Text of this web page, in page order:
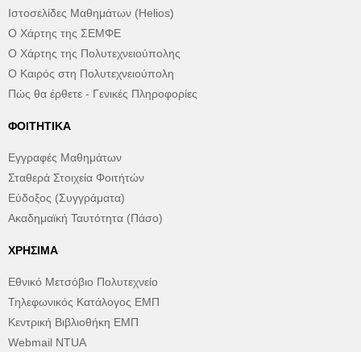
Ιστοσελίδες Μαθημάτων (Helios)
Ο Χάρτης της ΣΕΜΦΕ
Ο Χάρτης της Πολυτεχνειούπολης
Ο Καιρός στη Πολυτεχνειούπολη
Πώς θα έρθετε - Γενικές Πληροφορίες
ΦΟΙΤΗΤΙΚΆ
Εγγραφές Μαθημάτων
Σταθερά Στοιχεία Φοιτήτών
Εύδοξος (Συγγράματα)
Ακαδημαϊκή Ταυτότητα (Πάσο)
ΧΡΉΣΙΜΑ
Εθνικό Μετσόβιο Πολυτεχνείο
Τηλεφωνικός Κατάλογος ΕΜΠ
Κεντρική Βιβλιοθήκη ΕΜΠ
Webmail NTUA